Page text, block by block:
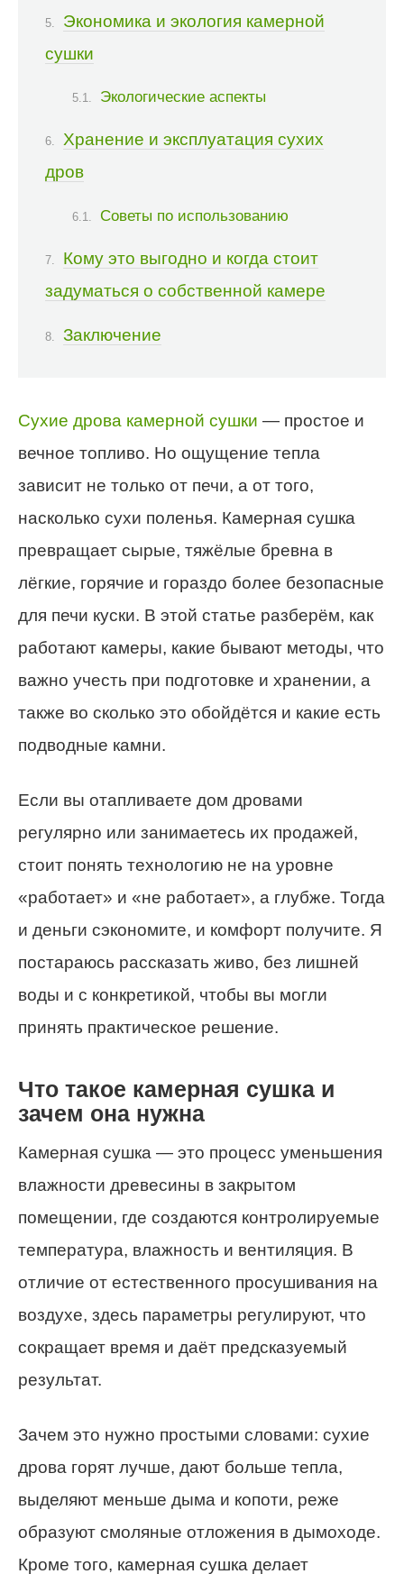
Экономика и экология камерной
сушки
Экологические аспекты
Хранение и эксплуатация сухих
дров
Советы по использованию
Кому это выгодно и когда стоит
задуматься о собственной камере
Заключение
Сухие дрова камерной сушки — простое и
вечное топливо. Но ощущение тепла
зависит не только от печи, а от того,
насколько сухи поленья. Камерная сушка
превращает сырые, тяжёлые бревна в
лёгкие, горячие и гораздо более безопасные
для печи куски. В этой статье разберём, как
работают камеры, какие бывают методы, что
важно учесть при подготовке и хранении, а
также во сколько это обойдётся и какие есть
подводные камни.
Если вы отапливаете дом дровами
регулярно или занимаетесь их продажей,
стоит понять технологию не на уровне
«работает» и «не работает», а глубже. Тогда
и деньги сэкономите, и комфорт получите. Я
постараюсь рассказать живо, без лишней
воды и с конкретикой, чтобы вы могли
принять практическое решение.
Что такое камерная сушка и
зачем она нужна
Камерная сушка — это процесс уменьшения
влажности древесины в закрытом
помещении, где создаются контролируемые
температура, влажность и вентиляция. В
отличие от естественного просушивания на
воздухе, здесь параметры регулируют, что
сокращает время и даёт предсказуемый
результат.
Зачем это нужно простыми словами: сухие
дрова горят лучше, дают больше тепла,
выделяют меньше дыма и копоти, реже
образуют смоляные отложения в дымоходе.
Кроме того, камерная сушка делает